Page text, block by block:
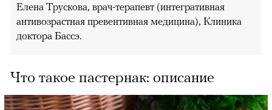
Елена Трускова, врач-терапевт (интегративная
антивозрастная превентивная медицина), Клиника
доктора Бассэ.
Что такое пастернак: описание